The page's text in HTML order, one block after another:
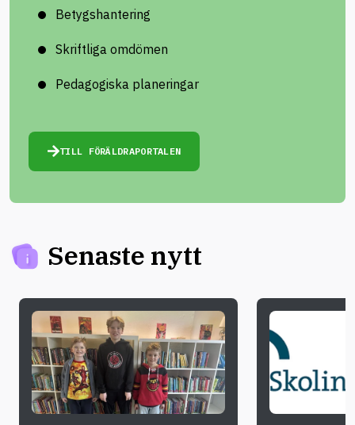
Betygshantering
Skriftliga omdömen
Pedagogiska planeringar
TILL FÖRÄLDRAPORTALEN
Senaste nytt